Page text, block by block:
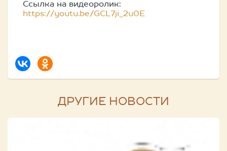
Ссылка на видеоролик:
https://youtu.be/GCL7ji_2u0E
ДРУГИЕ НОВОСТИ